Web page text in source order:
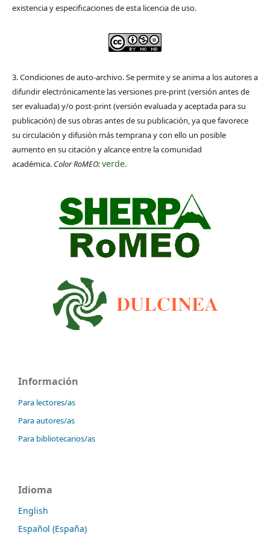
existencia y especificaciones de esta licencia de uso.
3. Condiciones de auto-archivo. Se permite y se anima a los autores a
difundir electrónicamente las versiones pre-print (versión antes de
ser evaluada) y/o post-print (versión evaluada y aceptada para su
publicación) de sus obras antes de su publicación, ya que favorece
su circulación y difusión más temprana y con ello un posible
aumento en su citación y alcance entre la comunidad
académica. Color RoMEO:verde.
Información
Para lectores/as
Para autores/as
Para bibliotecarios/as
Idioma
English
Español (España)